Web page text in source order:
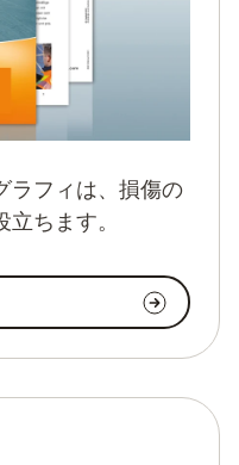
ラフィは、損傷の
ちます。